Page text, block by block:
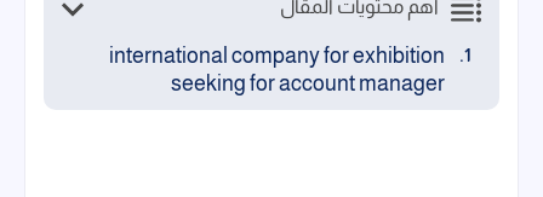
أهم محتويات المقال
international company for exhibition
seeking for account manager